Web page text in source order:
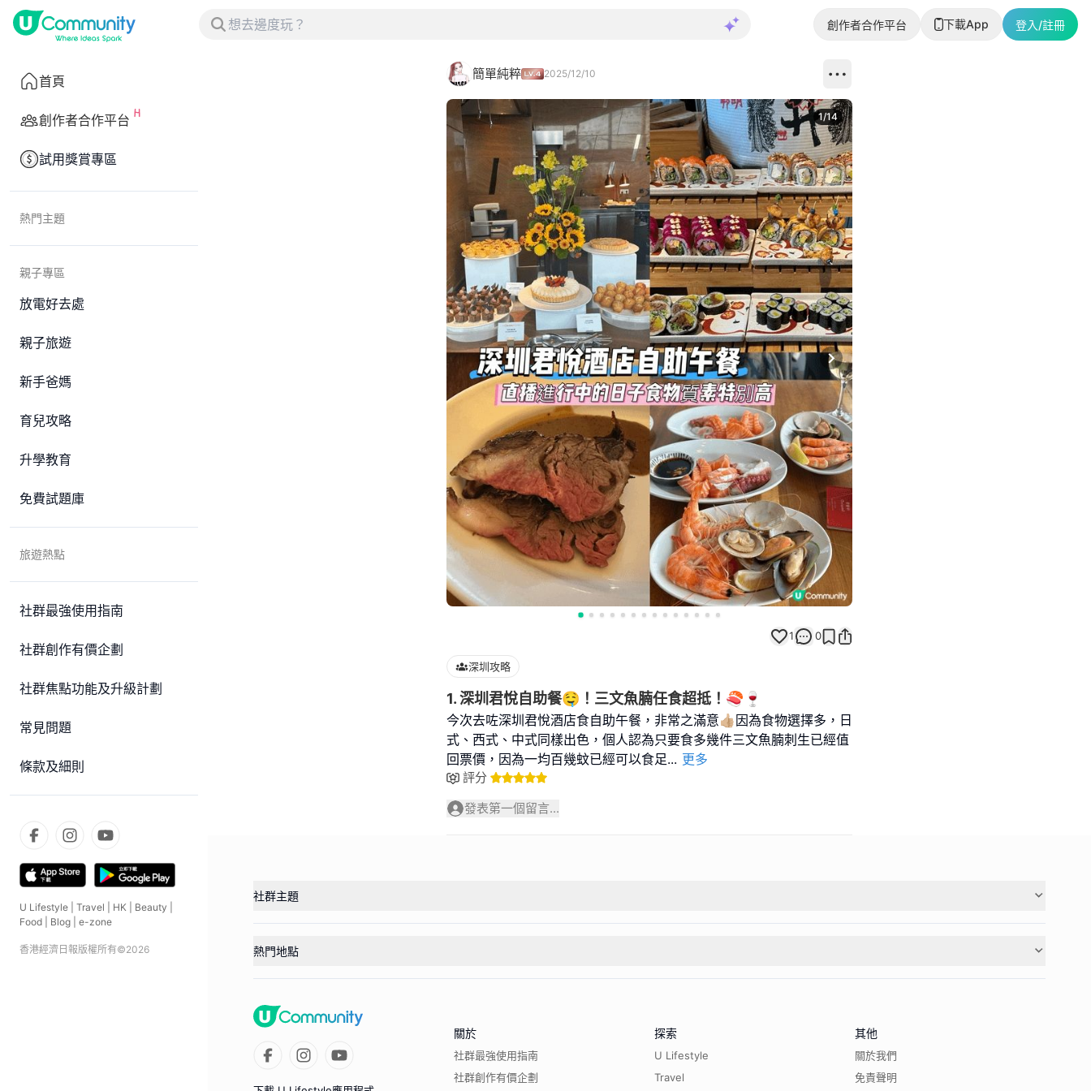
創作者合作平台 下載App 登入/註冊
首頁
創作者合作平台
試用獎賞專區
熱門主題
親子專區
放電好去處
親子旅遊
新手爸媽
育兒攻略
升學教育
免費試題庫
旅遊熱點
社群最強使用指南
社群創作有價企劃
社群焦點功能及升級計劃
常見問題
條款及細則
U Lifestyle Travel HK Beauty
Food
Blog e-zone
香港經濟日報版權所有©2026
簡單純粹 2025/12/10
Next slide
1/14
1 0
深圳攻略
1. 深圳君悅自助餐🤤！三文魚腩任食超抵！🍣🍷
今次去咗深圳君悅酒店食自助午餐，非常之滿意👍🏼因為食物選擇多，日
式、西式、中式同樣出色，個人認為只要食多幾件三文魚腩刺生已經值
回票價，因為一均百幾蚊已經可以食足... 更多
評分
發表第一個留言...
社群主題
熱門地點
關於
社群最強使用指南
社群創作有價企劃
探索
U Lifestyle
Travel
其他
關於我們
免責聲明